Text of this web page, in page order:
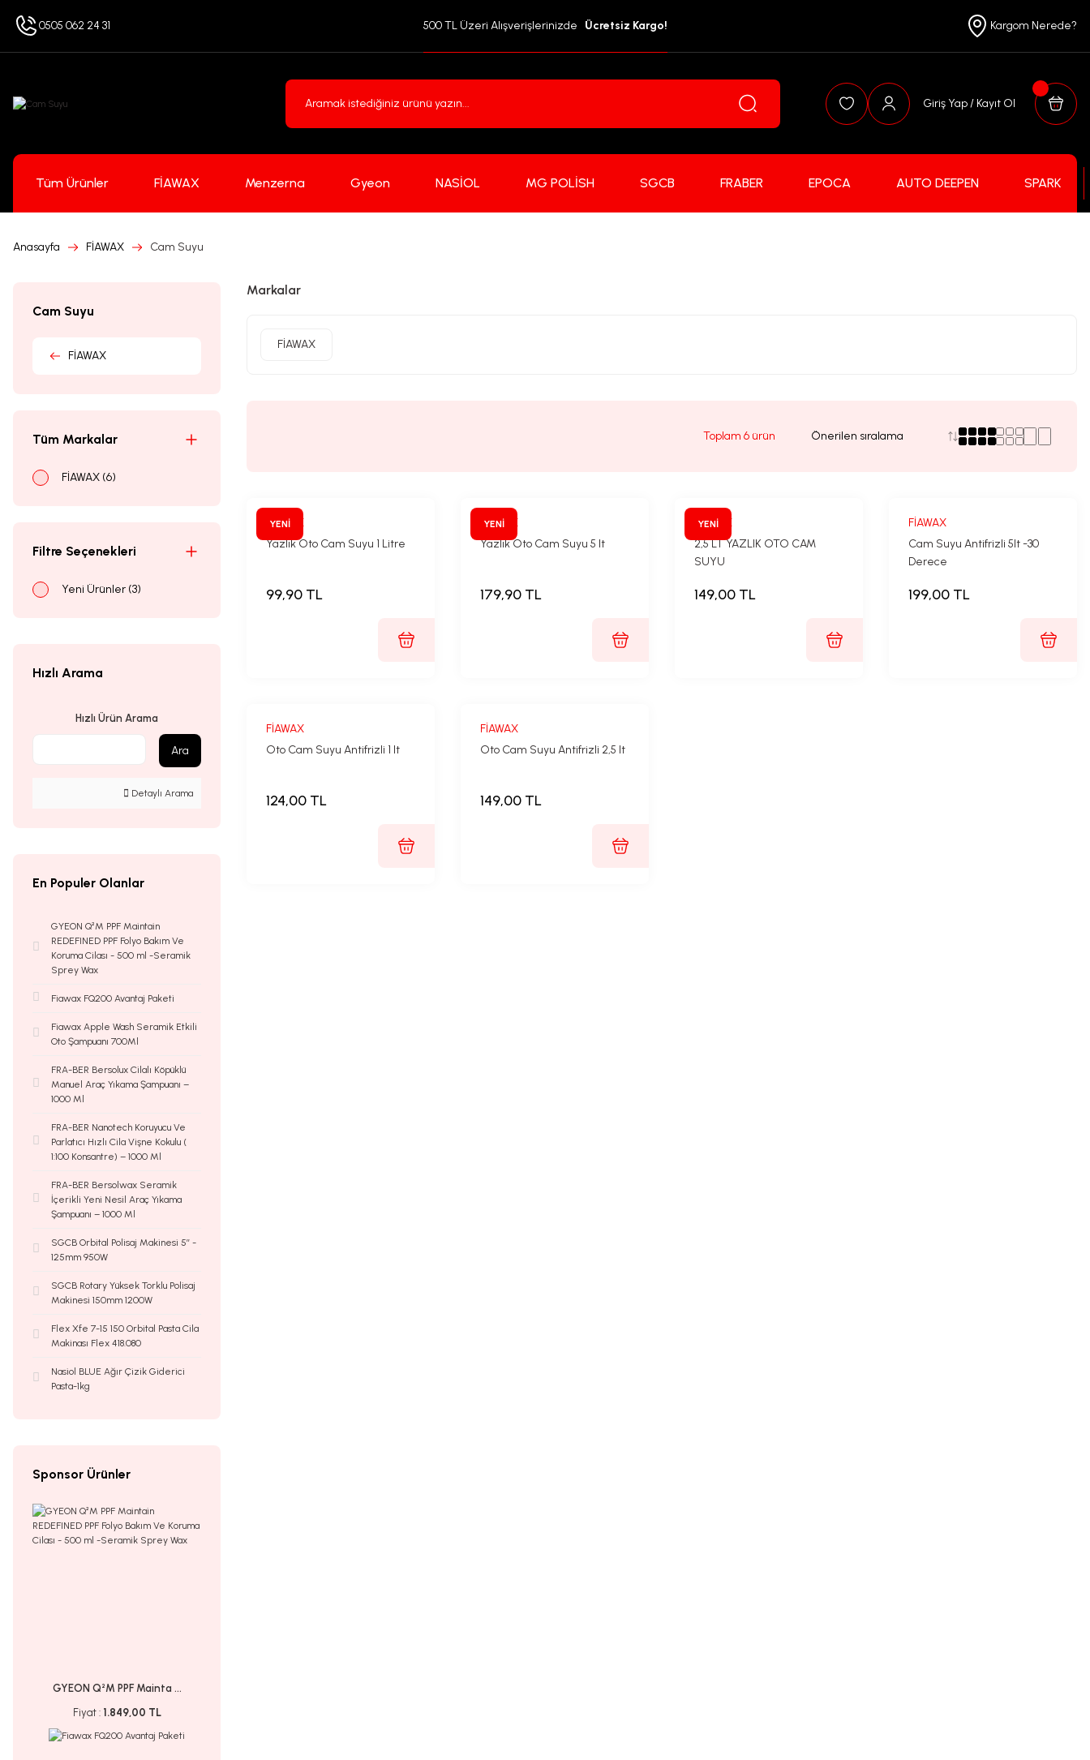
0505 062 24 31 500 TL Üzeri Alışverişlerinizde Ücretsiz Kargo! Kargom Nerede?
Giriş Yap / Kayıt Ol
Tüm Ürünler FİAWAX Menzerna Gyeon NASİOL MG POLİSH SGCB FRABER EPOCA AUTO DEEPEN SPARK
Anasayfa FİAWAX Cam Suyu
Cam Suyu
FİAWAX
Tüm Markalar
FİAWAX (6)
Filtre Seçenekleri
Yeni Ürünler (3)
Hızlı Arama
Hızlı Ürün Arama
Ara
Detaylı Arama
En Populer Olanlar
GYEON Q²M PPF Maintain
REDEFINED PPF Folyo Bakım Ve
Koruma Cilası - 500 ml -Seramik
Sprey Wax
Fiawax FQ200 Avantaj Paketi
Fiawax Apple Wash Seramik Etkili
Oto Şampuanı 700Ml
FRA-BER Bersolux Cilalı Köpüklü
Manuel Araç Yıkama Şampuanı –
1000 Ml
FRA-BER Nanotech Koruyucu Ve
Parlatıcı Hızlı Cila Vişne Kokulu (
1:100 Konsantre) – 1000 Ml
FRA-BER Bersolwax Seramik
İçerikli Yeni Nesil Araç Yıkama
Şampuanı – 1000 Ml
SGCB Orbital Polisaj Makinesi 5’’ -
125mm 950W
SGCB Rotary Yüksek Torklu Polisaj
Makinesi 150mm 1200W
Flex Xfe 7-15 150 Orbital Pasta Cila
Makinası Flex 418.080
Nasiol BLUE Ağır Çizik Giderici
Pasta-1kg
Sponsor Ürünler
GYEON Q²M PPF Mainta ...
Fiyat : 1.849,00 TL
Markalar
FİAWAX
Toplam 6 ürün
YENİ
FİAWAX
Yazlık Oto Cam Suyu 1 Litre
99,90 TL
YENİ
FİAWAX
Yazlık Oto Cam Suyu 5 lt
179,90 TL
YENİ
FİAWAX
2,5 LT YAZLIK OTO CAM
SUYU
149,00 TL
FİAWAX
Cam Suyu Antifrizli 5lt -30
Derece
199,00 TL
FİAWAX
Oto Cam Suyu Antifrizli 1 lt
124,00 TL
FİAWAX
Oto Cam Suyu Antifrizli 2,5 lt
149,00 TL